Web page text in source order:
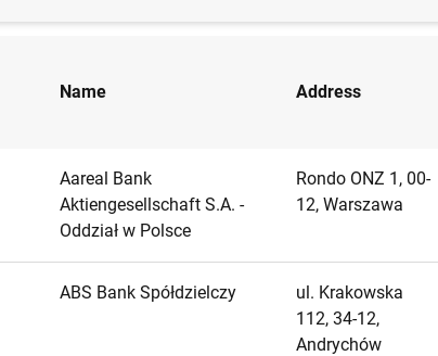
Name Address
Aareal Bank
Aktiengesellschaft S.A. -
Oddział w Polsce
Rondo ONZ 1, 00-
12, Warszawa
ABS Bank Spółdzielczy
ul. Krakowska
112, 34-12,
Andrychów